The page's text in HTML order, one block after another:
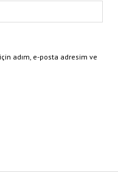
adım, e-posta adresim ve